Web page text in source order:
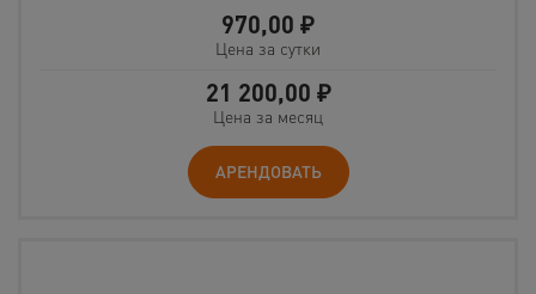
970,00 ₽
Цена за сутки
21 200,00 ₽
Цена за месяц
АРЕНДОВАТЬ